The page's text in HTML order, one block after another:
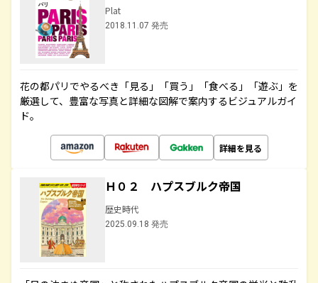
Plat
2018.11.07 発売
花の都パリでやるべき「見る」「買う」「食べる」「遊ぶ」を
厳選して、豊富な写真と詳細な図解で案内するビジュアルガイ
ド。
詳細を見る
Ｈ０２ ハプスブルク帝国
歴史時代
2025.09.18 発売